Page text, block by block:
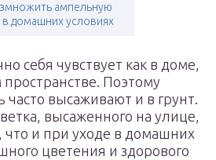
ампельную
в домашних условиях
себя чувствует как в доме,
Поэтому
высаживают и в грунт.
высаженного на улице,
что и при уходе в домашних
цветения и здорового